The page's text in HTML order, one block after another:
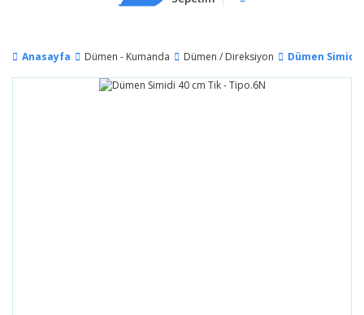
Anasayfa Dümen - Kumanda Dümen / Direksiyon Dümen Simidi